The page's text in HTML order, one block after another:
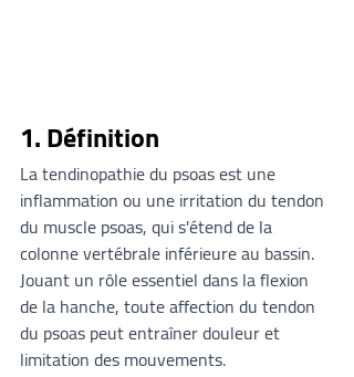
1. Définition
La tendinopathie du psoas est une
inflammation ou une irritation du tendon
du muscle psoas, qui s'étend de la
colonne vertébrale inférieure au bassin.
Jouant un rôle essentiel dans la flexion
de la hanche, toute affection du tendon
du psoas peut entraîner douleur et
limitation des mouvements.